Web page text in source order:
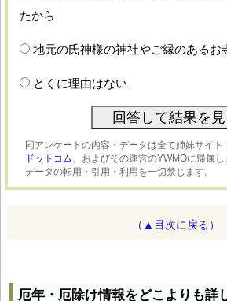
たから
地元の氏神様の神社やご縁のあるお
とくに理由はない
同アンケートの内容・データは全て姉妹サイト
ドットコム、 およびその運営のYWMOに帰属し
データの転用・引用・利用を一切禁じます。
（▲目次に戻る）
厄年・厄除け情報をどこよりも詳